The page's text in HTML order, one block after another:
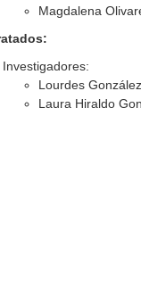
Magdalena
Investigadores:
Lourdes
Laura Hiraldo